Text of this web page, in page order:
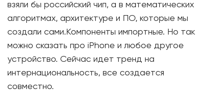
взяли бы российский чип, а в математических
алгоритмах, архитектуре и ПО, которые мы
создали сами.Компоненты импортные. Но так
можно сказать про iPhone и любое другое
устройство. Сейчас идет тренд на
интернациональность, все создается
совместно.​